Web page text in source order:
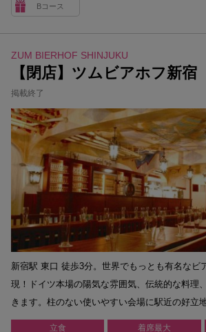
Bコース
ZUM BIERHOF SHINJUKU
【閉店】ツムビアホフ新宿
掲載終了
立食 着席最大
新宿駅 東口 徒歩3分。世界でもっとも有名なビ
現！ドイツ本場の陽気な雰囲気、伝統的な料理
きます。柱のない使いやすい会場に駅近の好立